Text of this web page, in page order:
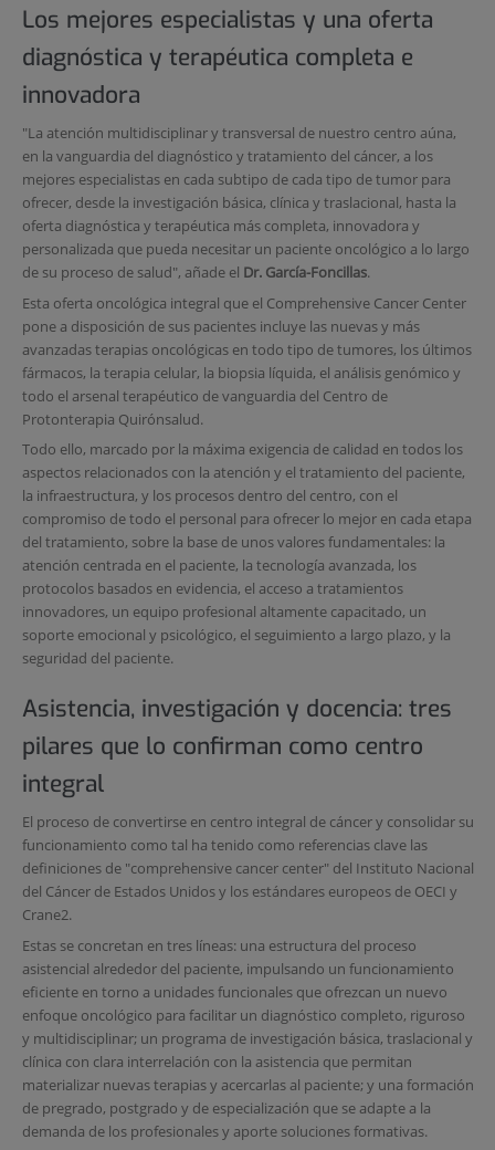
Los mejores especialistas y una oferta
diagnóstica y terapéutica completa e
innovadora
"La atención multidisciplinar y transversal de nuestro centro aúna,
en la vanguardia del diagnóstico y tratamiento del cáncer, a los
mejores especialistas en cada subtipo de cada tipo de tumor para
ofrecer, desde la investigación básica, clínica y traslacional, hasta la
oferta diagnóstica y terapéutica más completa, innovadora y
personalizada que pueda necesitar un paciente oncológico a lo largo
de su proceso de salud", añade el Dr. García-Foncillas.
Esta oferta oncológica integral que el Comprehensive Cancer Center
pone a disposición de sus pacientes incluye las nuevas y más
avanzadas terapias oncológicas en todo tipo de tumores, los últimos
fármacos, la terapia celular, la biopsia líquida, el análisis genómico y
todo el arsenal terapéutico de vanguardia del Centro de
Protonterapia Quirónsalud.
Todo ello, marcado por la máxima exigencia de calidad en todos los
aspectos relacionados con la atención y el tratamiento del paciente,
la infraestructura, y los procesos dentro del centro, con el
compromiso de todo el personal para ofrecer lo mejor en cada etapa
del tratamiento, sobre la base de unos valores fundamentales: la
atención centrada en el paciente, la tecnología avanzada, los
protocolos basados en evidencia, el acceso a tratamientos
innovadores, un equipo profesional altamente capacitado, un
soporte emocional y psicológico, el seguimiento a largo plazo, y la
seguridad del paciente.
Asistencia, investigación y docencia: tres
pilares que lo confirman como centro
integral
El proceso de convertirse en centro integral de cáncer y consolidar su
funcionamiento como tal ha tenido como referencias clave las
definiciones de "comprehensive cancer center" del Instituto Nacional
del Cáncer de Estados Unidos y los estándares europeos de OECI y
Crane2.
Estas se concretan en tres líneas: una estructura del proceso
asistencial alrededor del paciente, impulsando un funcionamiento
eficiente en torno a unidades funcionales que ofrezcan un nuevo
enfoque oncológico para facilitar un diagnóstico completo, riguroso
y multidisciplinar; un programa de investigación básica, traslacional y
clínica con clara interrelación con la asistencia que permitan
materializar nuevas terapias y acercarlas al paciente; y una formación
de pregrado, postgrado y de especialización que se adapte a la
demanda de los profesionales y aporte soluciones formativas.